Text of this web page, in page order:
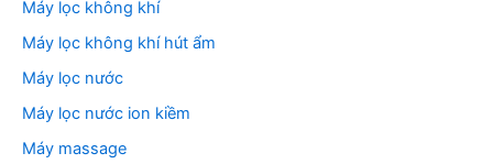
Máy lọc không khí
Máy lọc không khí hút ẩm
Máy lọc nước
Máy lọc nước ion kiềm
Máy massage